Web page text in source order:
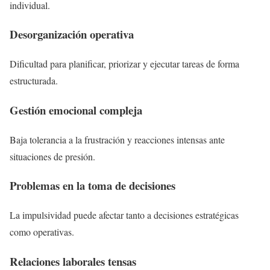
individual.
Desorganización operativa
Dificultad para planificar, priorizar y ejecutar tareas de forma
estructurada.
Gestión emocional compleja
Baja tolerancia a la frustración y reacciones intensas ante
situaciones de presión.
Problemas en la toma de decisiones
La impulsividad puede afectar tanto a decisiones estratégicas
como operativas.
Relaciones laborales tensas